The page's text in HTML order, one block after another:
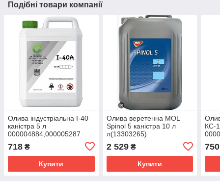
Подібні товари компанії
Олива індустріальна І-40
каністра 5 л
000004884,000005287
718 ₴
Купити
Олива веретенна MOL
Spinol 5 каністра 10 л
л(13303265)
2 529₴
Купити
КС-
750